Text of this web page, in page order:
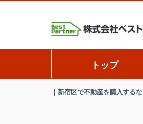
トップ
｜新宿区で不動産を購入する